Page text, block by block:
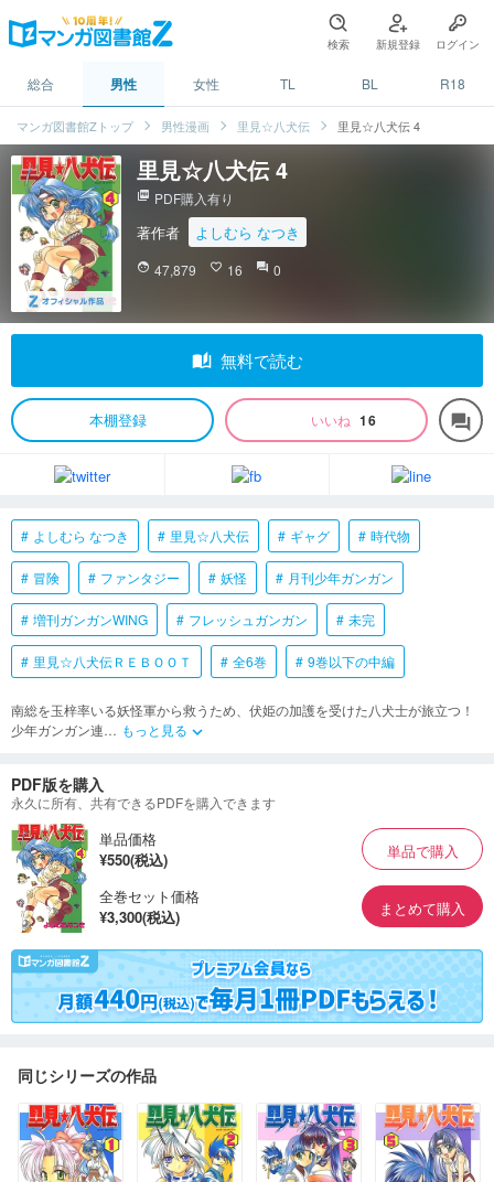
検索 新規登録 ログイン
総合 男性 女性 TL BL R18
マンガ図書館Zトップ 男性漫画 里見☆八犬伝 里見☆八犬伝 4
里見☆八犬伝 4
picture_as_pdf PDF購入有り
著作者 よしむら なつき
face 47,879 favorite_border 16 question_answer 0
auto_stories 無料で読む
本棚登録 いいね 16 forum
よしむら なつき 里見☆八犬伝 ギャグ 時代物
冒険 ファンタジー 妖怪 月刊少年ガンガン
増刊ガンガンWING フレッシュガンガン 未完
里見☆八犬伝ＲＥＢＯＯＴ 全6巻 9巻以下の中編
南総を玉梓率いる妖怪軍から救うため、伏姫の加護を受けた八犬士が旅立つ！
少年ガンガン連… もっと見る keyboard_arrow_down
PDF版を購入
永久に所有、共有できるPDFを購入できます
単品価格
¥550(税込)
単品で購入
全巻セット価格
¥3,300(税込)
まとめて購入
同じシリーズの作品